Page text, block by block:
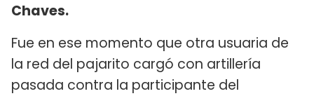
Chaves.
Fue en ese momento que otra usuaria de
la red del pajarito cargó con artillería
pasada contra la participante del